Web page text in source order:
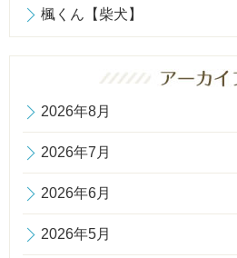
楓くん【柴犬】
2026年8月
2026年7月
2026年6月
2026年5月